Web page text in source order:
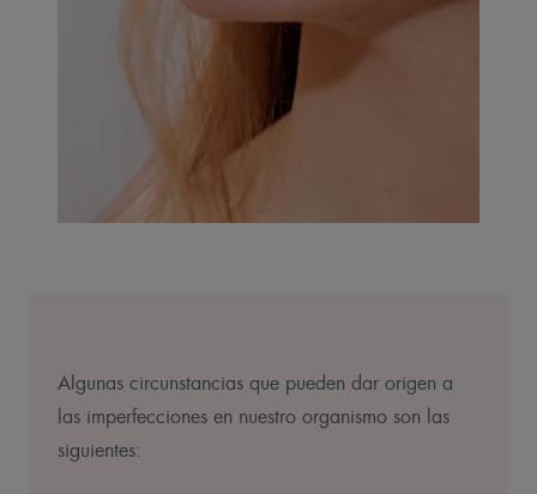
Algunas circunstancias que pueden dar origen a
las imperfecciones en nuestro organismo son las
siguientes: